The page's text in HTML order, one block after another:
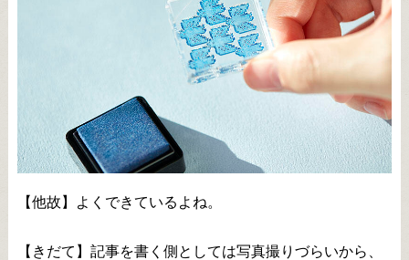
【他故】よくできているよね。
【きだて】記事を書く側としては写真撮りづらいから、